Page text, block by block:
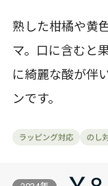
熟した柑橘や黄
マ。口に含むと
に綺麗な酸が伴
ンです。